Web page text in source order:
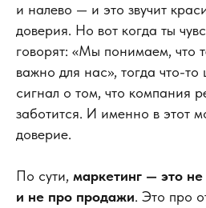
и налево — и это звучит
доверия. Но вот когда ты
говорят: «Мы понимаем, что
важно для нас», тогда что-то
сигнал о том, что компания
заботится. И именно в этот
доверие.
По сути, маркетинг — это
и не про продажи. Это про